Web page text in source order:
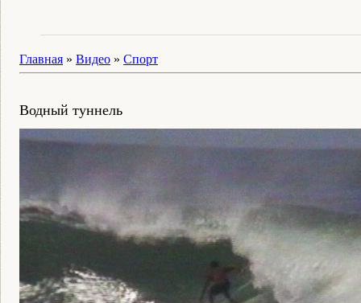
Главная » Видео » Спорт
Водный туннель